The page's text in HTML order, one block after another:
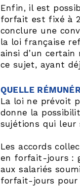
Enfin, il est
forfait est fixé à
conclure une
la loi française
ainsi d’un certain
ce sujet, ayant
QUELLE
La loi ne prévoit
donne la
sujétions qui leur
Les accords
en forfait-jours :
aux salariés
forfait-jours pour